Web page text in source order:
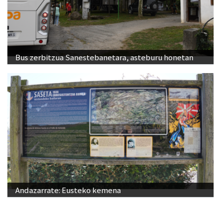
Bus zerbitzua Sanestebanetara, asteburu honetan
Andazarrate: Eusteko kemena